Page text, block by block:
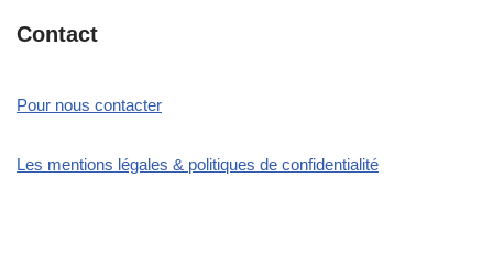
Contact
Pour nous contacter
Les mentions légales & politiques de confidentialité